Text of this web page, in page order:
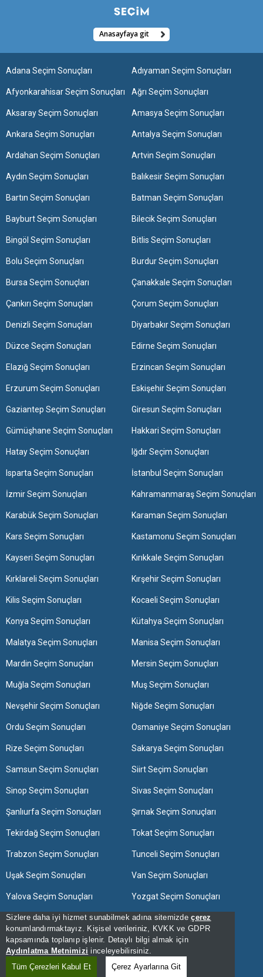
Sizlere daha iyi hizmet sunabilmek adına sitemizdeçerez
konumlandırmaktayız. Kişisel verileriniz, KVKK ve GDPR
kapsamında toplanıp işlenir. Detaylı bilgi almak için
Aydınlatma Metnimizi inceleyebilirsiniz.
Tüm Çerezleri Kabul Et
Çerez Ayarlarına Git
Anasayfaya git
Adana Seçim Sonuçları Adıyaman Seçim Sonuçları
Afyonkarahisar Seçim Sonuçları Ağrı Seçim Sonuçları
Aksaray Seçim Sonuçları Amasya Seçim Sonuçları
Ankara Seçim Sonuçları Antalya Seçim Sonuçları
Ardahan Seçim Sonuçları Artvin Seçim Sonuçları
Aydın Seçim Sonuçları Balıkesir Seçim Sonuçları
Bartın Seçim Sonuçları Batman Seçim Sonuçları
Bayburt Seçim Sonuçları Bilecik Seçim Sonuçları
Bingöl Seçim Sonuçları Bitlis Seçim Sonuçları
Bolu Seçim Sonuçları Burdur Seçim Sonuçları
Bursa Seçim Sonuçları Çanakkale Seçim Sonuçları
Çankırı Seçim Sonuçları Çorum Seçim Sonuçları
Denizli Seçim Sonuçları Diyarbakır Seçim Sonuçları
Düzce Seçim Sonuçları Edirne Seçim Sonuçları
Elazığ Seçim Sonuçları Erzincan Seçim Sonuçları
Erzurum Seçim Sonuçları Eskişehir Seçim Sonuçları
Gaziantep Seçim Sonuçları Giresun Seçim Sonuçları
Gümüşhane Seçim Sonuçları Hakkari Seçim Sonuçları
Hatay Seçim Sonuçları Iğdır Seçim Sonuçları
Isparta Seçim Sonuçları İstanbul Seçim Sonuçları
İzmir Seçim Sonuçları Kahramanmaraş Seçim Sonuçları
Karabük Seçim Sonuçları Karaman Seçim Sonuçları
Kars Seçim Sonuçları Kastamonu Seçim Sonuçları
Kayseri Seçim Sonuçları Kırıkkale Seçim Sonuçları
Kırklareli Seçim Sonuçları Kırşehir Seçim Sonuçları
Kilis Seçim Sonuçları Kocaeli Seçim Sonuçları
Konya Seçim Sonuçları Kütahya Seçim Sonuçları
Malatya Seçim Sonuçları Manisa Seçim Sonuçları
Mardin Seçim Sonuçları Mersin Seçim Sonuçları
Muğla Seçim Sonuçları Muş Seçim Sonuçları
Nevşehir Seçim Sonuçları Niğde Seçim Sonuçları
Ordu Seçim Sonuçları Osmaniye Seçim Sonuçları
Rize Seçim Sonuçları Sakarya Seçim Sonuçları
Samsun Seçim Sonuçları Siirt Seçim Sonuçları
Sinop Seçim Sonuçları Sivas Seçim Sonuçları
Şanlıurfa Seçim Sonuçları Şırnak Seçim Sonuçları
Tekirdağ Seçim Sonuçları Tokat Seçim Sonuçları
Trabzon Seçim Sonuçları Tunceli Seçim Sonuçları
Uşak Seçim Sonuçları Van Seçim Sonuçları
Yalova Seçim Sonuçları Yozgat Seçim Sonuçları
Zonguldak Seçim Sonuçları
[Hata Bildir] - 05:22:04 - 12
[Kullanım Şartları]